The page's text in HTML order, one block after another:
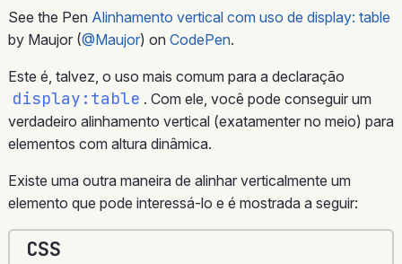
See the Pen Alinhamento vertical com uso de display: table
by Maujor (@Maujor) on CodePen.
Este é, talvez, o uso mais comum para a declaração
display:table . Com ele, você pode conseguir um
verdadeiro alinhamento vertical (exatamenter no meio) para
elementos com altura dinâmica.
Existe uma outra maneira de alinhar verticalmente um
elemento que pode interessá-lo e é mostrada a seguir:
CSS